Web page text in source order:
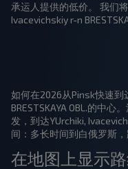
承运人提供的低价。 我们
Ivacevichskiy r-n
如何在2026从Pinsk快速到
BRESTSKAYA OBL.的中心
发，到达YUrchiki,
间：多长时间到白俄罗斯
在地图上显示